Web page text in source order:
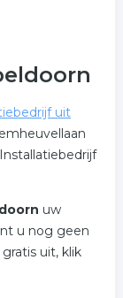
uit
uw
u nog geen
uit, klik